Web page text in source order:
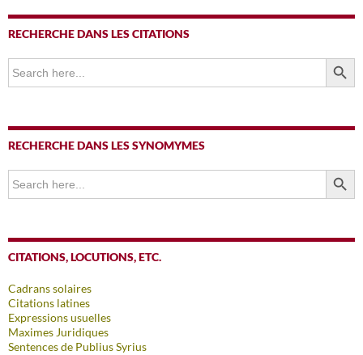
RECHERCHE DANS LES CITATIONS
Search
for:
SEARCH
RECHERCHE DANS LES SYNOMYMES
Search
for:
SEARCH
CITATIONS, LOCUTIONS, ETC.
Cadrans solaires
Citations latines
Expressions usuelles
Maximes Juridiques
Sentences de Publius Syrius